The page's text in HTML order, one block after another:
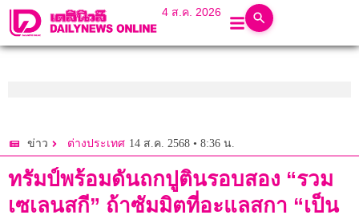
4 ส.ค. 2026
ข่าว ต่างประเทศ 14 ส.ค. 2568 • 8:36 น.
ทรัมป์พร้อมดันถกปูตินรอบสอง “รวม
เซเลนสกี” ถ้าซัมมิตที่อะแลสกา “เป็น